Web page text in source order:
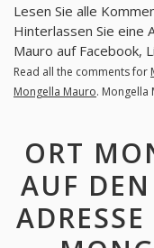
Lesen Sie alle
Hinterlassen Sie eine
Mauro auf Facebook,
Read all the comments for
Mongella Mauro. Mongella
ORT
AUF